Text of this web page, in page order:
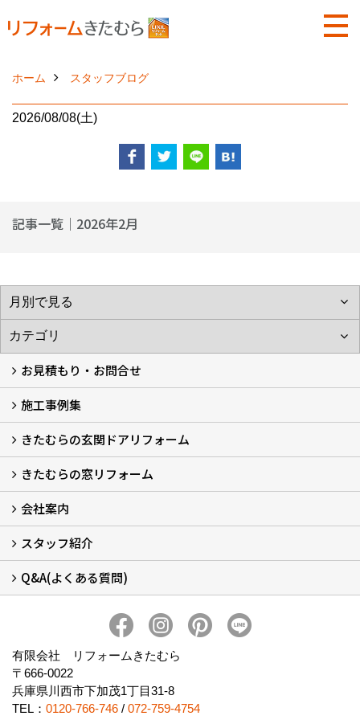
ホーム スタッフブログ
2026/08/08(土)
記事一覧｜2026年2月
お見積もり・お問合せ
LINEで概算見積もり
チャットで質問
問い合わせフォームから
オンライン相談
電話で相談
無料現地調査をご希望の方
施工事例集
玄関ドアリフォーム
玄関引戸リフォーム
勝手口ドアリフォーム
窓リフォーム
きたむらの玄関ドアリフォーム
玄関ドアリフォームについて
リシェントについて (23)
・玄関ドアバリエーション (52)
・玄関引戸バリエーション (44)
・勝手口ドアバリエーション (11)
安心の自社施工
無料点検
保証について
価格について
概算見積について (2)
きたむらの窓リフォーム
窓リフォームについて (5)
・内窓設置-LIXILインプラス
・内窓設置-AGCまどまど
・窓交換
・エコガラス交換
・防犯・防災ガラス交換
会社案内
会社概要 (2)
ブログ
アクセス
施工エリア
施工までの流れ
SNSインフォメーション
チャット機能
オンライン打合わせ
補助金について (2)
スタッフ紹介
スタッフ紹介
Q&A(よくある質問)
有限会社 リフォームきたむら
〒666-0022
兵庫県川西市下加茂1丁目31-8
TEL： 0120-766-746 / 072-759-4754